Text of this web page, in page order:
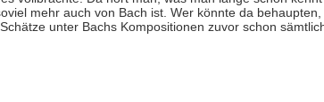
mehr auch von Bach ist. Wer könnte da
unter Bachs Kompositionen zuvor schon